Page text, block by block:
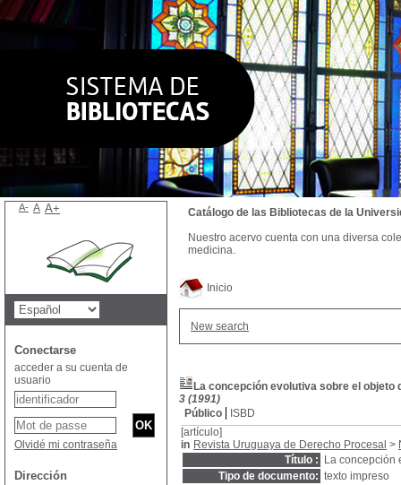
Inicio
New search
La concepción evolutiva sobre el objeto
3 (1991)
Público
ISBD
[artículo]
in Revista Uruguaya de Derecho Procesal >
Título :
La concepción
Tipo de documento: texto impreso
Catálogo de las Bibliotecas de la
Nuestro acervo cuenta con una diversa
medicina.
A- A A+
Conectarse
acceder a su cuenta de
usuario
Olvidé mi contraseña
Dirección